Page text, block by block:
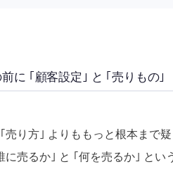
に ｢顧客設定｣ と ｢売りもの｣
売り方｣ よりももっと根本まで
に売るか｣ と ｢何を売るか｣ とい